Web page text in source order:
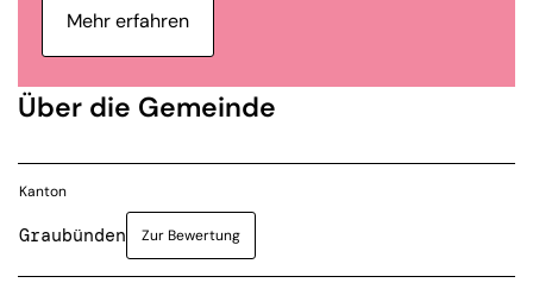
Mehr erfahren
Über die Gemeinde
Kanton
Graubünden Zur Bewertung